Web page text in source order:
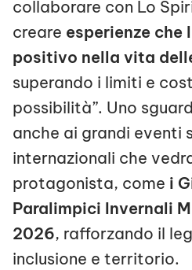
collaborare con Lo
creare esperienze che
positivo nella vita
superando i limiti e
possibilità”. Uno
anche ai grandi eventi
internazionali che
protagonista, come i
Paralimpici Invernali
2026, rafforzando il
inclusione e territorio.